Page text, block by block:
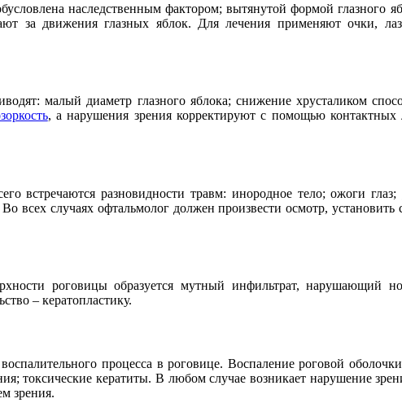
наследственным фактором; вытянутой формой
за движения глазных яблок. Для лечения применяют очки,
малый диаметр глазного яблока; снижение хрусталиком
, а нарушения зрения корректируют с помощью
встречаются разновидности травм: инородное тело; ожоги
всех случаях офтальмолог должен произвести осмотр,
роговицы образуется мутный инфильтрат, нарушающий
– кератопластику.
процесса в роговице. Воспаление роговой
токсические кератиты. В любом случае возникает нарушение
зрения.